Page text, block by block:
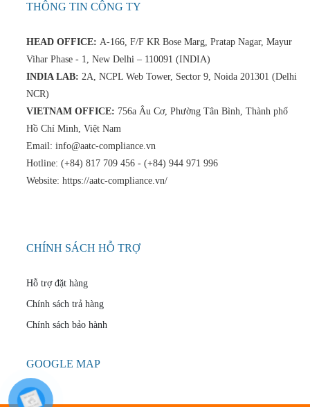
THÔNG TIN CÔNG TY
HEAD OFFICE: A-166, F/F KR Bose Marg, Pratap Nagar, Mayur
Vihar Phase - 1, New Delhi – 110091 (INDIA)
INDIA LAB: 2A, NCPL Web Tower, Sector 9, Noida 201301 (Delhi
NCR)
VIETNAM OFFICE: 756a Âu Cơ, Phường Tân Bình, Thành phố
Hồ Chí Minh, Việt Nam
Email: info@aatc-compliance.vn
Hotline: (+84) 817 709 456 - (+84) 944 971 996
Website: https://aatc-compliance.vn/
CHÍNH SÁCH HỖ TRỢ
Hỗ trợ đặt hàng
Chính sách trả hàng
Chính sách bảo hành
GOOGLE MAP